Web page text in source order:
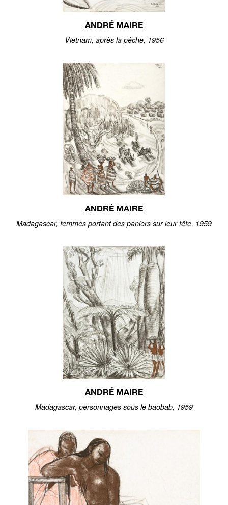
ANDRÉ MAIRE
Vietnam, après la pêche, 1956
ANDRÉ MAIRE
Madagascar, femmes portant des paniers sur leur tête, 1959
ANDRÉ MAIRE
Madagascar, personnages sous le baobab, 1959